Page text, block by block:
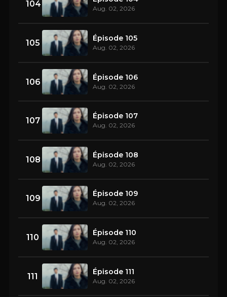
104 Aug. 02, 2026
105 Épisode 105
Aug. 02, 2026
106 Épisode 106
Aug. 02, 2026
107 Épisode 107
Aug. 02, 2026
108 Épisode 108
Aug. 02, 2026
109 Épisode 109
Aug. 02, 2026
110 Épisode 110
Aug. 02, 2026
111 Épisode 111
Aug. 02, 2026